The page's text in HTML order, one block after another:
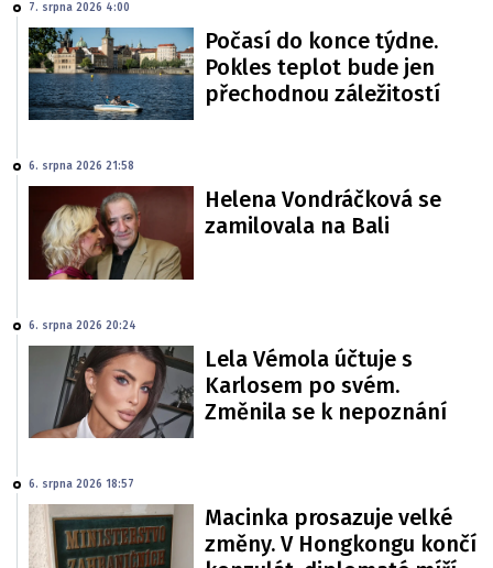
7. srpna 2026 4:00
Počasí do konce týdne.
Pokles teplot bude jen
přechodnou záležitostí
6. srpna 2026 21:58
Helena Vondráčková se
zamilovala na Bali
6. srpna 2026 20:24
Lela Vémola účtuje s
Karlosem po svém.
Změnila se k nepoznání
6. srpna 2026 18:57
Macinka prosazuje velké
změny. V Hongkongu končí